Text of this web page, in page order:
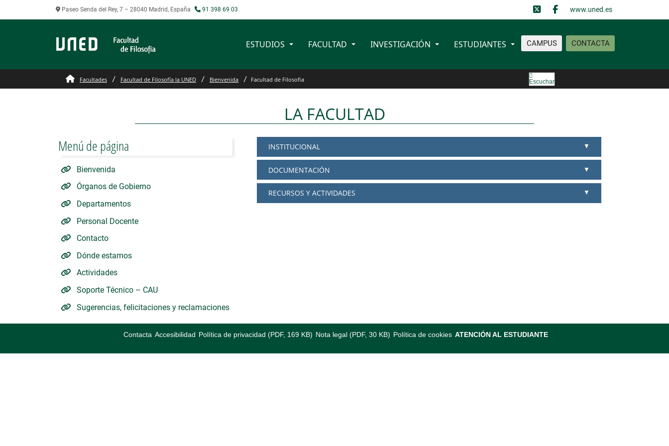
Paseo Senda del Rey, 7 – 28040 Madrid, España 91 398 69 03 www.uned.es
CAMPUS CONTACTA
ESTUDIOS FACULTAD INVESTIGACIÓN ESTUDIANTES
Facultad de Filosofia
Facultades Facultad de Filosofía la UNED Bienvenida Facultad de Filosofia Escuchar
LA FACULTAD
Menú de página
Bienvenida
Órganos de Gobierno
Departamentos
Personal Docente
Contacto
Dónde estamos
Actividades
Soporte Técnico – CAU
Sugerencias, felicitaciones y reclamaciones
INSTITUCIONAL
DOCUMENTACIÓN
RECURSOS Y ACTIVIDADES
Contacta Accesibilidad Política de privacidad (PDF, 169 KB) Nota legal (PDF, 30 KB) Política de cookies ATENCIÓN AL ESTUDIANTE